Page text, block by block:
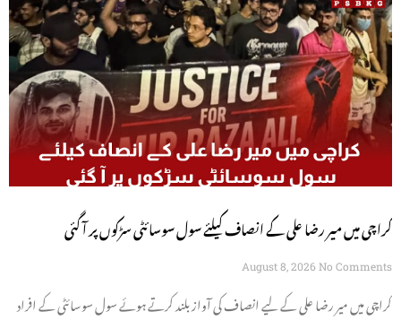
کراچی میں میر رضا علی کے انصاف کیلئے سول سوسائٹی سڑکوں پر آ گئی
August 8, 2026 No Comments
کراچی میں میر رضا علی کے لیے انصاف کی آواز بلند کرتے ہوئے سول سوسائٹی کے افراد